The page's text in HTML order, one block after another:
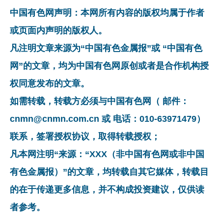
中国有色网声明：本网所有内容的版权均属于作者
或页面内声明的版权人。
凡注明文章来源为“中国有色金属报”或 “中国有色
网”的文章，均为中国有色网原创或者是合作机构授
权同意发布的文章。
如需转载，转载方必须与中国有色网（ 邮件：
cnmn@cnmn.com.cn 或 电话：010-63971479）
联系，签署授权协议，取得转载授权；
凡本网注明“来源：“XXX（非中国有色网或非中国
有色金属报）”的文章，均转载自其它媒体，转载目
的在于传递更多信息，并不构成投资建议，仅供读
者参考。